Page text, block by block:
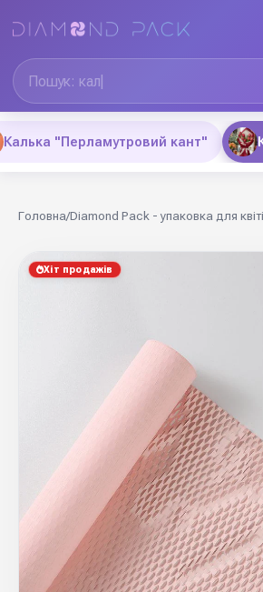
Калька "Перламутровий кант"
Головна/Diamond Pack - упаковка для
Хіт продажів